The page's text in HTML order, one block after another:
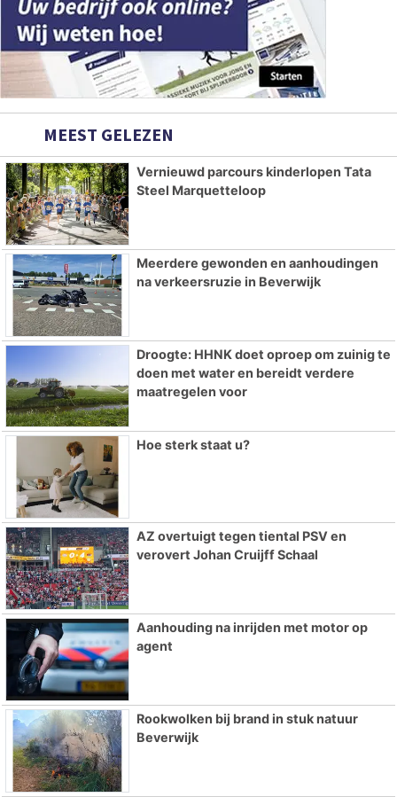
MEEST GELEZEN
Vernieuwd parcours kinderlopen Tata
Steel Marquetteloop
Meerdere gewonden en aanhoudingen
na verkeersruzie in Beverwijk
Droogte: HHNK doet oproep om zuinig te
doen met water en bereidt verdere
maatregelen voor
Hoe sterk staat u?
AZ overtuigt tegen tiental PSV en
verovert Johan Cruijff Schaal
Aanhouding na inrijden met motor op
agent
Rookwolken bij brand in stuk natuur
Beverwijk